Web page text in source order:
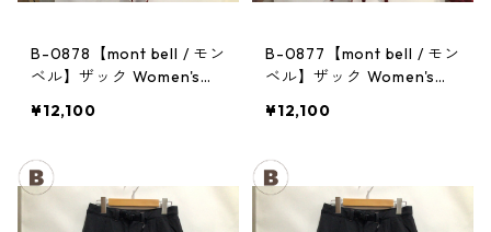
B-0878【mont bell / モン
ベル】ザック Women's：
¥12,100
B-0877【mont bell / モン
ベル】ザック Women's：
¥12,100